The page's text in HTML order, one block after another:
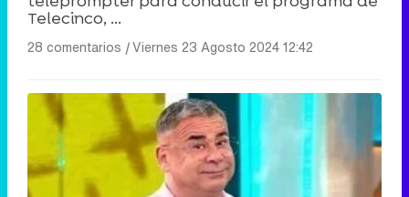
Telecinco, ...
28 comentarios |Viernes 23 Agosto 2024 12:42